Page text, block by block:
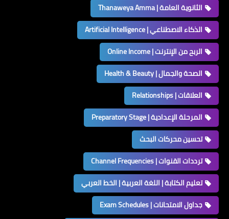
الثانوية العامة | Thanaweya Amma
الذكاء الاصطناعي | Artificial Intelligence
الربح من الإنترنت | Online Income
الصحة والجمال | Health & Beauty
العلاقات | Relationships
المرحلة الإعدادية | Preparatory Stage
تحسين محركات البحث
ترددات القنوات | Channel Frequencies
تعليم الكتابة | اللغة العربية | الخط العربي
جداول الامتحانات | Exam Schedules